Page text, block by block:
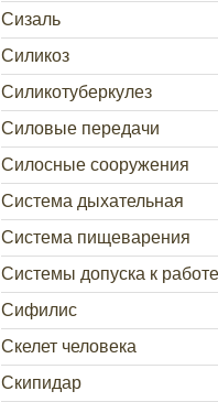
Сизаль
Силикоз
Силикотуберкулез
Силовые передачи
Силосные сооружения
Система дыхательная
Система пищеварения
Системы допуска к работе
Сифилис
Скелет человека
Скипидар